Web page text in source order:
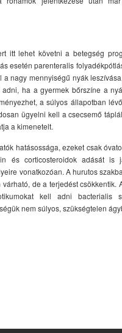
itt lehet követni a betegség
esetén parenteralis
nagy mennyiségű nyák
ha a gyermek bőrszíne a
a súlyos állapotban
ügyelni kell a csecsemő
a kimenetelt.
hatásossága, ezeket csak
és corticosteroidok adását is
vonatkozóan. A hurutos
de a terjedést csökkentik.
kell adni bacterialis
nem súlyos, szükségtelen